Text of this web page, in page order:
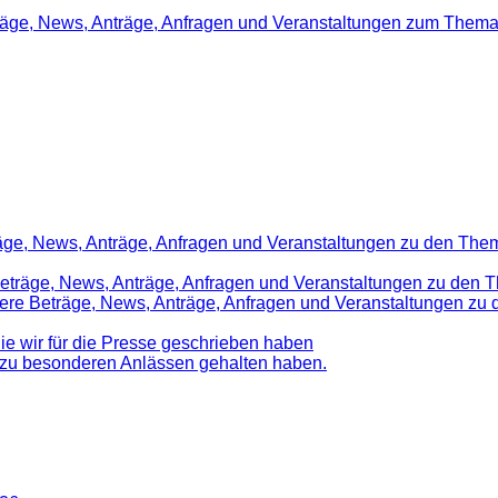
News, Anträge, Anfragen und Veranstaltungen zum
News, Anträge, Anfragen und Veranstaltungen zu den
News, Anträge, Anfragen und Veranstaltungen zu den
Beträge, News, Anträge, Anfragen und Veranstaltungen
wir für die Presse geschrieben haben
besonderen Anlässen gehalten haben.